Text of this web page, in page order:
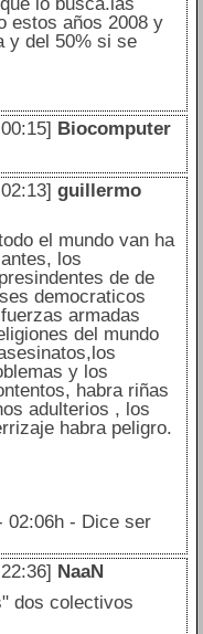
estos años 2008 y
y del 50% si se
Biocomputer
guillermo
el mundo van ha
los
de de
democraticos
armadas
del mundo
y los
habra riñas
adulterios , los
habra peligro.
02:06h - Dice ser
NaaN
dos colectivos